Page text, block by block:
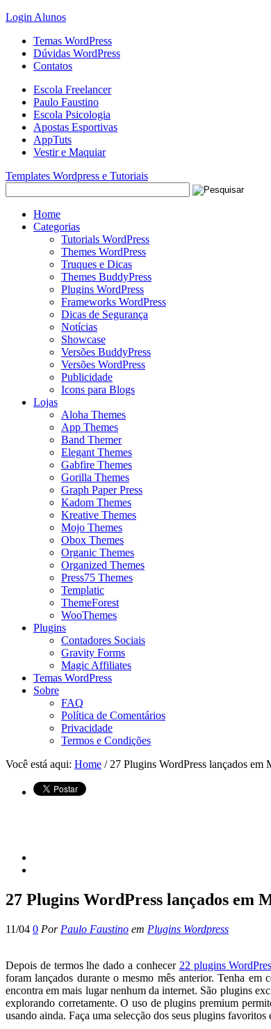
Login Alunos
Temas WordPress
Dúvidas WordPress
Contatos
Escola Freelancer
Paulo Faustino
Escola Psicologia
Apostas Esportivas
AppTuts
Vestir e Maquiar
Templates Wordpress e Tutoriais
Home
Categorias
Tutorials WordPress
Themes WordPress
Truques e Dicas
Themes BuddyPress
Plugins WordPress
Frameworks WordPress
Dicas de Segurança
Notícias
Showcase
Versões BuddyPress
Versões WordPress
Publicidade
Icons para Blogs
Lojas
Aloha Themes
App Themes
Band Themer
Elegant Themes
Gabfire Themes
Gorilla Themes
Graph Paper Press
Kadom Themes
Kreative Themes
Mojo Themes
Obox Themes
Organic Themes
Organized Themes
Press75 Themes
Templatic
ThemeForest
WooThemes
Plugins
Contadores Sociais
Gravity Forms
Magic Affiliates
Temas WordPress
Sobre
FAQ
Política de Comentários
Privacidade
Termos e Condições
Você está aqui: Home / 27 Plugins WordPress lançados em
27 Plugins WordPress lançados em
11/04 0 Por Paulo Faustino em Plugins Wordpress
Depois de termos lhe dado a conhecer 22 plugins
foram lançados durante o mesmo mês anterior. Tenha
encontra em mais lugar nenhum da internet. São plugins
explorando corretamente. O uso de plugins premium
usando ainda. Faça uma selecção dos seus plugins